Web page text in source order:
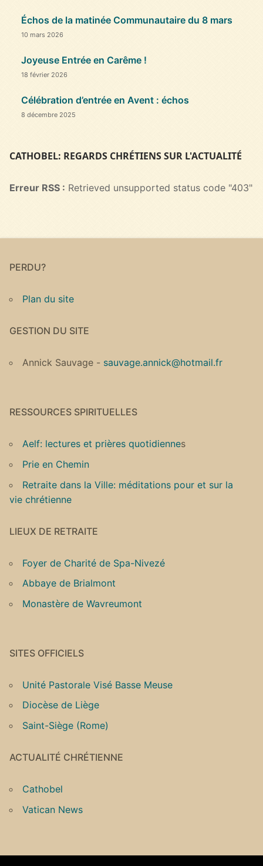
Échos de la matinée Communautaire du 8 mars
10 mars 2026
Joyeuse Entrée en Carême !
18 février 2026
Célébration d’entrée en Avent : échos
8 décembre 2025
CATHOBEL: REGARDS CHRÉTIENS SUR L'ACTUALITÉ
Erreur RSS : Retrieved unsupported status code "403"
PERDU?
Plan du site
GESTION DU SITE
Annick Sauvage - sauvage.annick@hotmail.fr
RESSOURCES SPIRITUELLES
Aelf: lectures et prières quotidiennes
Prie en Chemin
Retraite dans la Ville: méditations pour et sur la
vie chrétienne
LIEUX DE RETRAITE
Foyer de Charité de Spa-Nivezé
Abbaye de Brialmont
Monastère de Wavreumont
SITES OFFICIELS
Unité Pastorale Visé Basse Meuse
Diocèse de Liège
Saint-Siège (Rome)
ACTUALITÉ CHRÉTIENNE
Cathobel
Vatican News